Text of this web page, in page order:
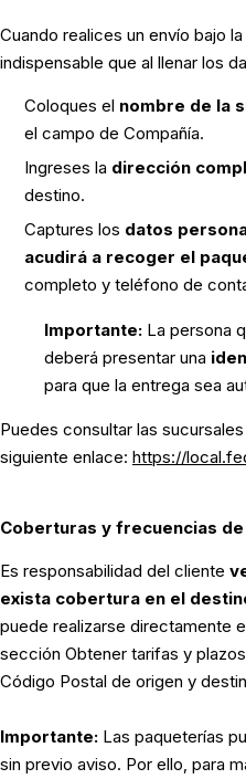
Cuando realices un envío bajo
indispensable que al llenar los
Coloques el nombre de la
el campo de Compañía.
Ingreses la dirección
destino.
Captures los datos
acudirá a recoger el
completo y teléfono de
Importante: La persona
deberá presentar una
para que la entrega sea
Puedes consultar las
siguiente enlace: https://
Coberturas y frecuencias
Es responsabilidad del cliente
exista cobertura en el
puede realizarse directamente
sección Obtener tarifas y
Código Postal de origen y
Importante: Las paqueterías
sin previo aviso. Por ello, para